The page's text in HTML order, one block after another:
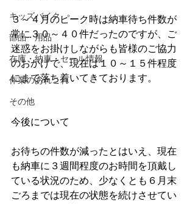
キッズバイク
部品・用品
在庫・納車・セール情報
作業のあれこれ
その他
３～４月のピーク時は納車待ち件数が
常に３０～４０件だったのですが、ご
迷惑をお掛けしながらも皆様のご協力
のおかげで、現在は１０～１５件程度
にまで落ち着いてきております。
今後について
お待ちの件数が減ったとはいえ、現在
も納車に３週間程度のお時間を頂戴し
ている状況のため、少なくとも６月末
ごろまでは現在の状態を続けさせてい